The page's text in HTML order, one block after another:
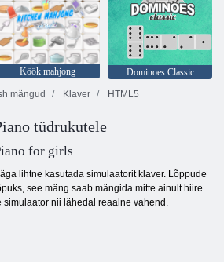
Köök mahjong
Dominoes Classic
mängud Klaver HTML5
tüdrukutele
for girls
lihtne kasutada simulaatorit klaver. Lõppude
see mäng saab mängida mitte ainult hiire
simulaator nii lähedal reaalne vahend.